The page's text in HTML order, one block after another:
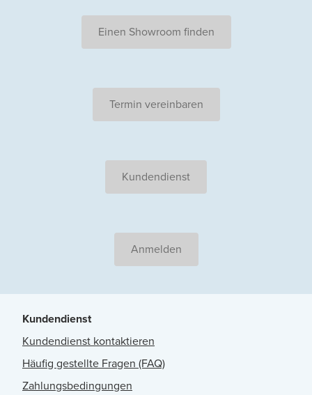
Einen Showroom finden
Termin vereinbaren
Kundendienst
Anmelden
Kundendienst
Kundendienst kontaktieren
Häufig gestellte Fragen (FAQ)
Zahlungsbedingungen